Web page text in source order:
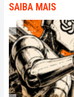
SAIBA MAIS